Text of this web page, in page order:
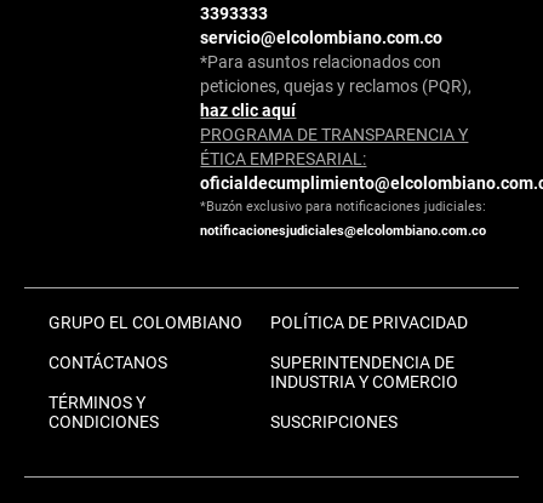
3393333
servicio@elcolombiano.com.co
*Para asuntos relacionados con
peticiones, quejas y reclamos (PQR),
haz clic aquí
PROGRAMA DE TRANSPARENCIA Y
ÉTICA EMPRESARIAL:
*Buzón exclusivo para notificaciones judiciales:
notificacionesjudiciales@elcolombiano.com.co
GRUPO EL COLOMBIANO
CONTÁCTANOS
TÉRMINOS Y
CONDICIONES
POLÍTICA DE PRIVACIDAD
SUPERINTENDENCIA DE
INDUSTRIA Y COMERCIO
SUSCRIPCIONES